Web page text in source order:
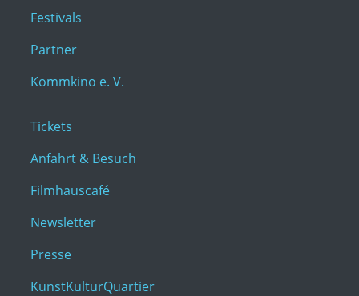
Festivals
Partner
Kommkino e. V.
Tickets
Anfahrt & Besuch
Filmhauscafé
Newsletter
Presse
KunstKulturQuartier